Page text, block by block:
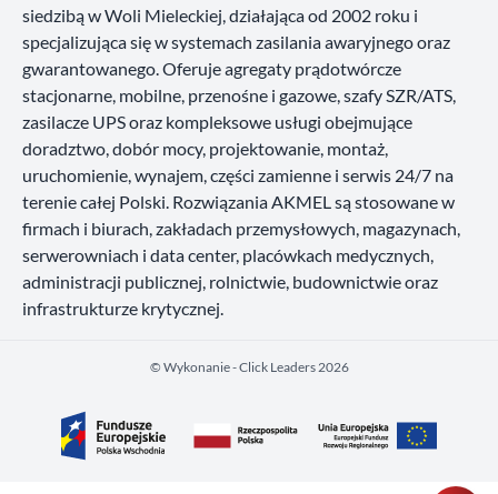
siedzibą w Woli Mieleckiej, działająca od 2002 roku i
specjalizująca się w systemach zasilania awaryjnego oraz
gwarantowanego. Oferuje agregaty prądotwórcze
stacjonarne, mobilne, przenośne i gazowe, szafy SZR/ATS,
zasilacze UPS oraz kompleksowe usługi obejmujące
doradztwo, dobór mocy, projektowanie, montaż,
uruchomienie, wynajem, części zamienne i serwis 24/7 na
terenie całej Polski. Rozwiązania AKMEL są stosowane w
firmach i biurach, zakładach przemysłowych, magazynach,
serwerowniach i data center, placówkach medycznych,
administracji publicznej, rolnictwie, budownictwie oraz
infrastrukturze krytycznej.
©️ Wykonanie - Click Leaders 2026